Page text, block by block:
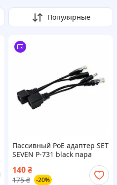
Популярные
Пассивный PoE адаптер SET
SEVEN P-731 black пара
140₴
175 ₴ -20%